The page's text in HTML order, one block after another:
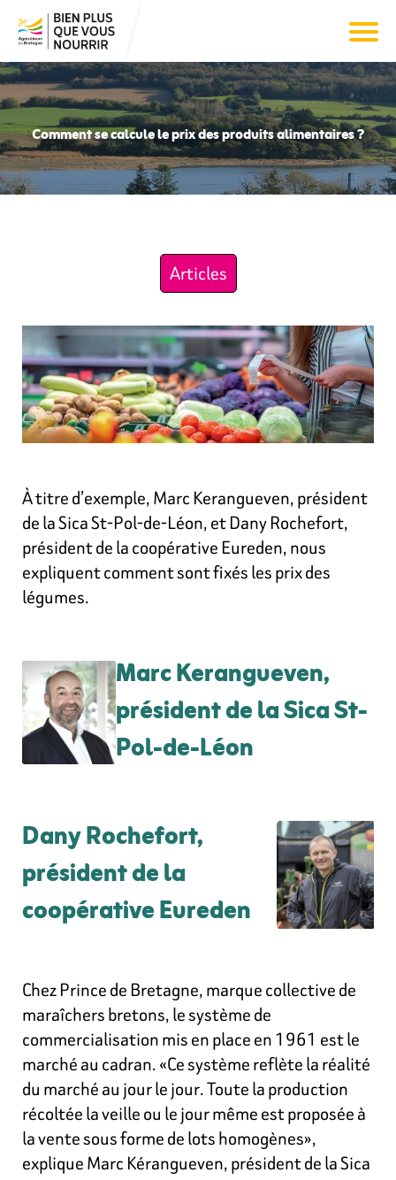
Comment se calcule le prix des produits alimentaires ?
Articles
À titre d’exemple, Marc Kerangueven, président
de la Sica St-Pol-de-Léon, et Dany Rochefort,
président de la coopérative Eureden, nous
expliquent comment sont fixés les prix des
légumes.
Marc Kerangueven,
président de la Sica St-
Pol-de-Léon
Dany Rochefort,
président de la
coopérative Eureden
Chez Prince de Bretagne, marque collective de
maraîchers bretons, le système de
commercialisation mis en place en 1961 est le
marché au cadran. «Ce système reflète la réalité
du marché au jour le jour. Toute la production
récoltée la veille ou le jour même est proposée à
la vente sous forme de lots homogènes»,
explique Marc Kérangueven, président de la Sica